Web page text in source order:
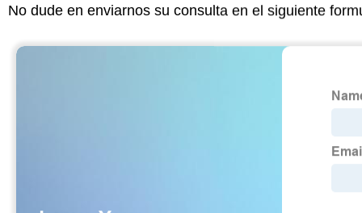
No dude en enviarnos su consulta en el siguiente